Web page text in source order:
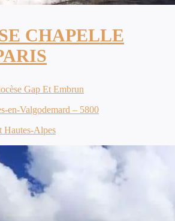
CHAPELLE
Gap Et Embrun
en-Valgodemard – 5800
Hautes-Alpes